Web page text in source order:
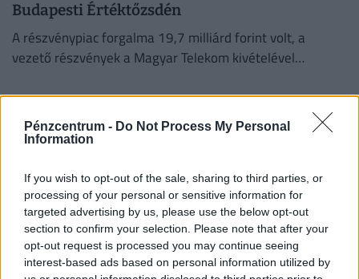
Pénzcentrum - Do Not Process My Personal
Information
If you wish to opt-out of the sale, sharing to third parties, or
processing of your personal or sensitive information for
targeted advertising by us, please use the below opt-out
section to confirm your selection. Please note that after your
opt-out request is processed you may continue seeing
interest-based ads based on personal information utilized by
Budapesti Értéktőzsdén
A részvénypiac forgalma 19,7 milliárd forint volt, a
vezető részvények a Magyar Telekom kivételével
MTI| 2026. július 28. 08:54
Most jöhet a nagy felfordulás a magyar
tőzsdén? Ilyen kilátásai vannak az OTP, Mol,
Richter árfolyamának
Iránykereséssel kezdődhet a keddi kereskedés. A BÉT
részvényindexe, a BUX 1002,32 pontos, 0,7 százalékos
emelkedéssel 144 473,37 ponton zárt hétfőn.
PÉNZCENTRUM| 2026. július 27. 20:29